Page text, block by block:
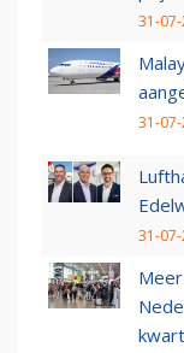
31-07-
31-
31-